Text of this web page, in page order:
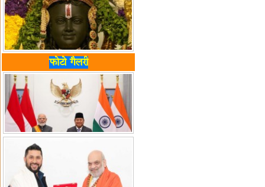
फोटो गैलरी